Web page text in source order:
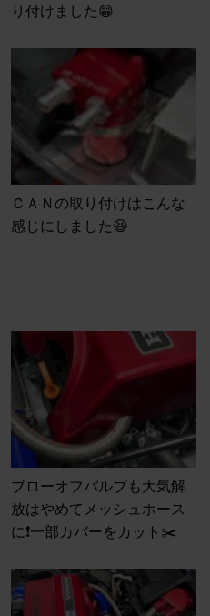
り付けました😁
ＣＡＮの取り付けはこんな
感じにしました😆
ブローオフバルブも大気解
放はやめてメッシュホース
に❗️一部カバーをカット✂️